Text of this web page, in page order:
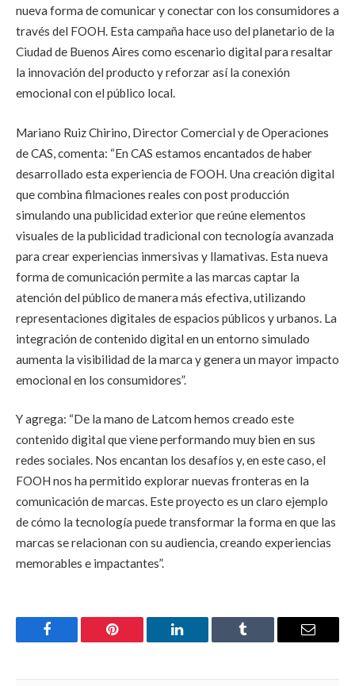
nueva forma de comunicar y conectar con los consumidores a
través del FOOH. Esta campaña hace uso del planetario de la
Ciudad de Buenos Aires como escenario digital para resaltar
la innovación del producto y reforzar así la conexión
emocional con el público local.
Mariano Ruiz Chirino, Director Comercial y de Operaciones
de CAS, comenta: “En CAS estamos encantados de haber
desarrollado esta experiencia de FOOH. Una creación digital
que combina filmaciones reales con post producción
simulando una publicidad exterior que reúne elementos
visuales de la publicidad tradicional con tecnología avanzada
para crear experiencias inmersivas y llamativas. Esta nueva
forma de comunicación permite a las marcas captar la
atención del público de manera más efectiva, utilizando
representaciones digitales de espacios públicos y urbanos. La
integración de contenido digital en un entorno simulado
aumenta la visibilidad de la marca y genera un mayor impacto
emocional en los consumidores”.
Y agrega: “De la mano de Latcom hemos creado este
contenido digital que viene performando muy bien en sus
redes sociales. Nos encantan los desafíos y, en este caso, el
FOOH nos ha permitido explorar nuevas fronteras en la
comunicación de marcas. Este proyecto es un claro ejemplo
de cómo la tecnología puede transformar la forma en que las
marcas se relacionan con su audiencia, creando experiencias
memorables e impactantes”.
Facebook Pinterest LinkedIn Tumblr Email